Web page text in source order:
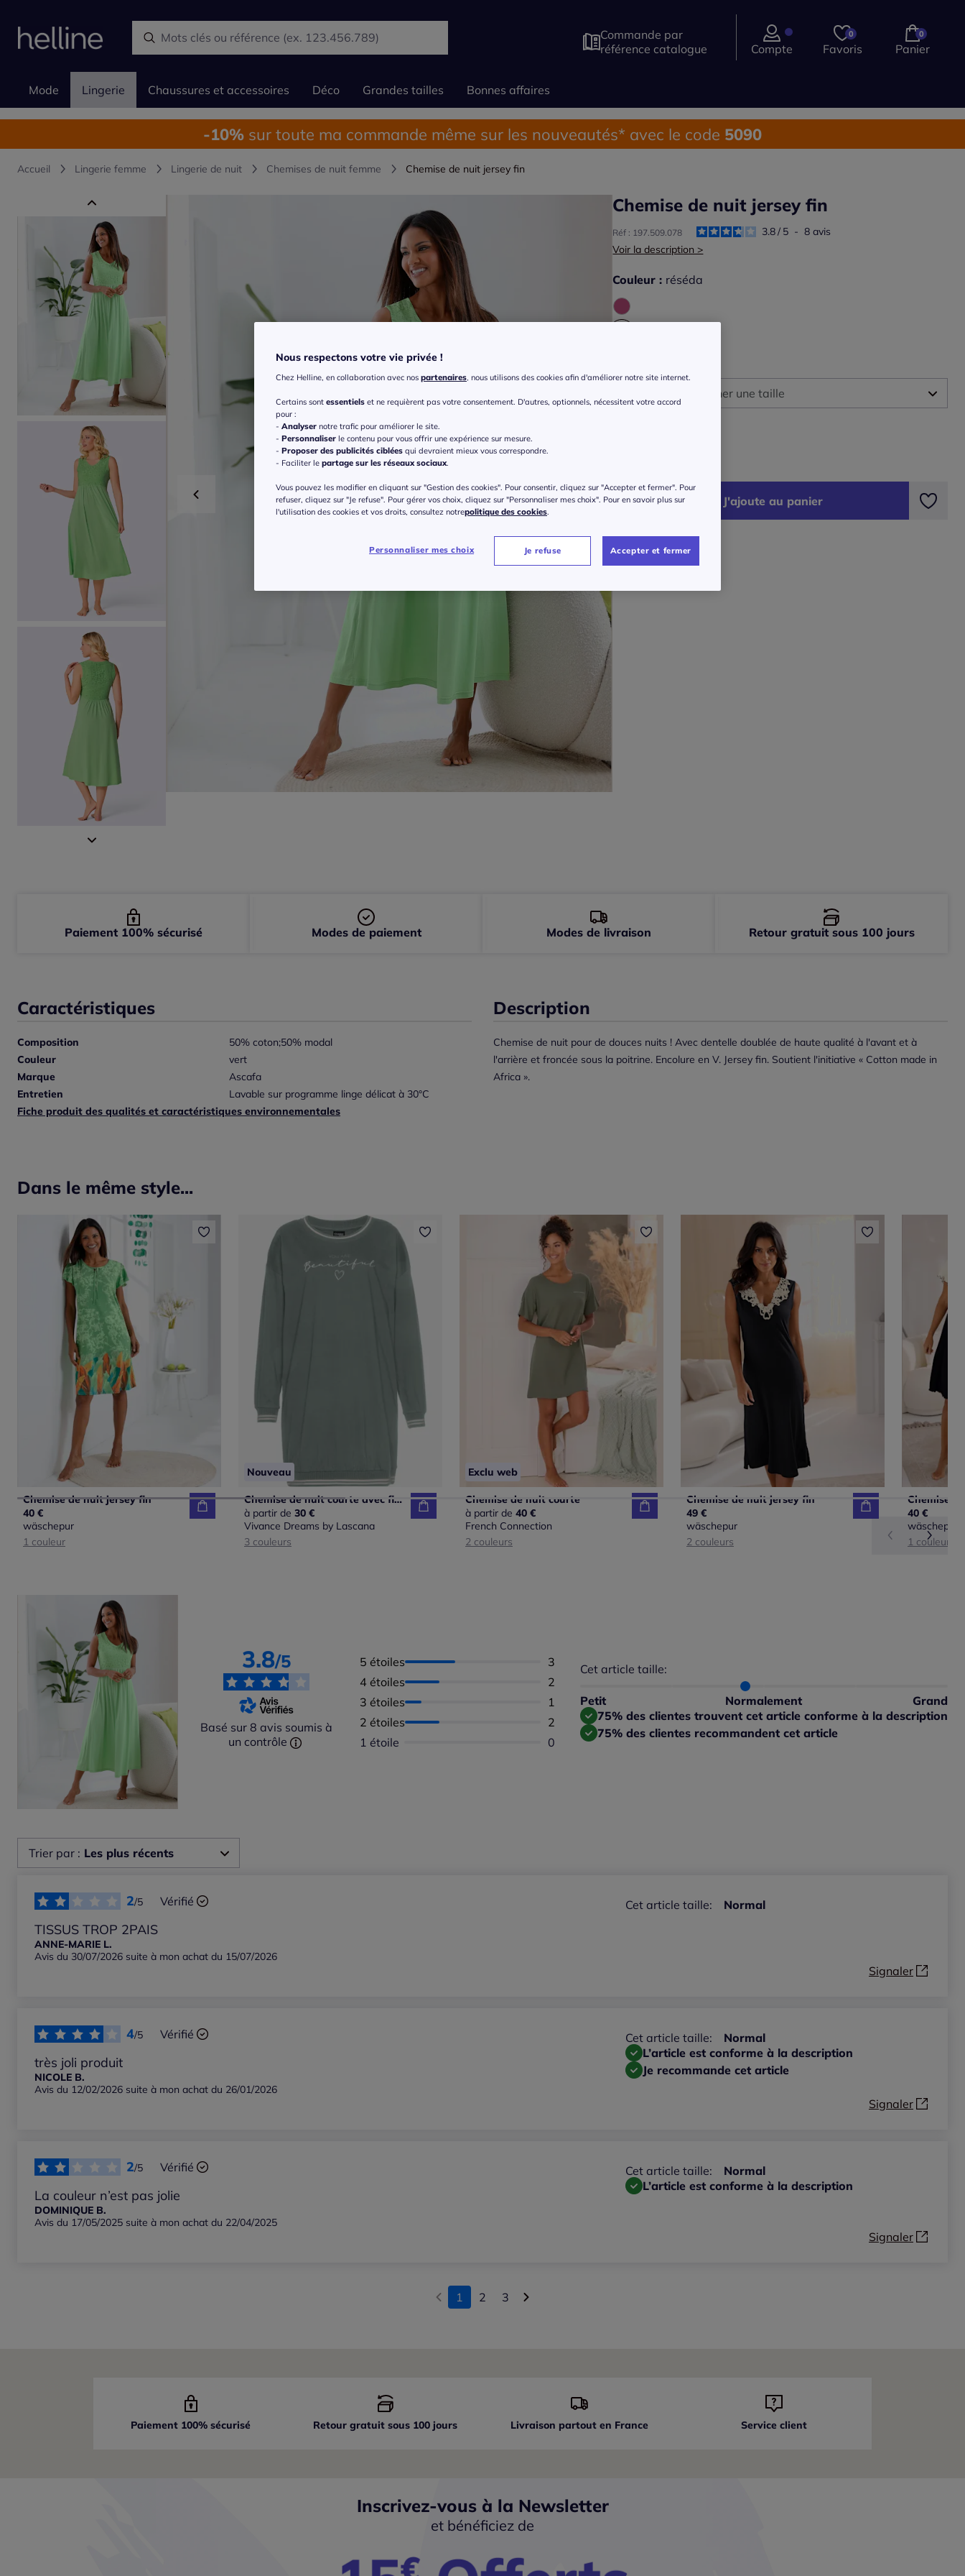
Commande par
référence catalogue
Compte
0
Favoris
0
Panier
Mode Lingerie Chaussures et accessoires Déco Grandes tailles Bonnes affaires
-10% sur toute ma commande même sur les nouveautés* avec le code 5090
Accueil Lingerie femme Lingerie de nuit Chemises de nuit femme Chemise de nuit jersey fin
Chemise de nuit jersey fin
Réf : 197.509.078 3.8/ 5 - 8avis
Voir la description >
Couleur : réséda
Choisir une couleur :
Veuillez sélectionner une taille
46/48 -En stock
50/52 -En stock
J'ajoute au panier
Caractéristiques
Composition
50% coton;50% modal
Couleur
vert
Marque
Ascafa
Entretien
Lavable sur programme linge délicat à 30°C
Fiche produit des qualités et caractéristiques environnementales
Description
Chemise de nuit pour de douces nuits ! Avec dentelle doublée de haute qualité à l'avant et à
l'arrière et froncée sous la poitrine. Encolure en V. Jersey fin. Soutient l'initiative « Cotton made in
Africa ».
Paiement 100% sécurisé Modes de paiement Modes de livraison Retour gratuit sous 100 jours
Dans le même style...
Chemise de nuit jersey fin
40 €
wäschepur
1 couleur
Nouveau
Chemise de nuit courte avec finitions côtelées rayées
à partir de 30 €
Vivance Dreams by Lascana
3 couleurs
Exclu web
Chemise de nuit courte
à partir de 40 €
French Connection
2 couleurs
Chemise de nuit jersey fin
49 €
wäschepur
2 couleurs
Chemise
40 €
wäschepur
1 couleur
3.8/5
Basé sur 8 avis soumis à
un contrôle
5 étoiles Nombre d'avis :
3
4 étoiles
Nombre d'avis :
2
3 étoiles
Nombre d'avis :
1
2 étoiles
Nombre d'avis :
2
1 étoile
Aucun avis disponible
0
Cet article taille:
Petit Normalement Grand
Répartition du taillant selon les avis clients
Taille normalement : 88%
Taille grand : 0%
75% des clientes trouvent cet article conforme à la description
75% des clientes recommandent cet article
Trier par : Les plus récents
Les plus anciens
2/5 Vérifié
TISSUS TROP 2PAIS
ANNE-MARIE L.
Avis du 30/07/2026 suite à mon achat du 15/07/2026
Cet article taille: Normal
Signaler
4/5 Vérifié
très joli produit
NICOLE B.
Avis du 12/02/2026 suite à mon achat du 26/01/2026
Cet article taille:
Normal
L’article est conforme à la description
Je recommande cet article
Signaler
2/5 Vérifié
La couleur n’est pas jolie
DOMINIQUE B.
Avis du 17/05/2025 suite à mon achat du 22/04/2025
Cet article taille:
Normal
L’article est conforme à la description
Signaler
1 2 3
Paiement 100% sécurisé Retour gratuit sous 100 jours Livraison partouten France Service client
Inscrivez-vous à la Newsletter
et bénéficiez de
Nous respectons votre vie privée !
Chez Helline, en collaboration avec nos partenaires, nous utilisons des cookies afin d'améliorer notre site internet.
Certains sont essentiels et ne requièrent pas votre consentement. D'autres, optionnels, nécessitent votre accord
pour :
- Analyser notre trafic pour améliorer le site.
- Personnaliser le contenu pour vous offrir une expérience sur mesure.
- Proposer des publicités ciblées qui devraient mieux vous correspondre.
- Faciliter le partage sur les réseaux sociaux.
Vous pouvez les modifier en cliquant sur "Gestion des cookies". Pour consentir, cliquez sur "Accepter et fermer". Pour
refuser, cliquez sur "Je refuse". Pour gérer vos choix, cliquez sur "Personnaliser mes choix". Pour en savoir plus sur
l'utilisation des cookies et vos droits, consultez notrepolitique des cookies.
Personnaliser mes choix Je refuse Accepter et fermer